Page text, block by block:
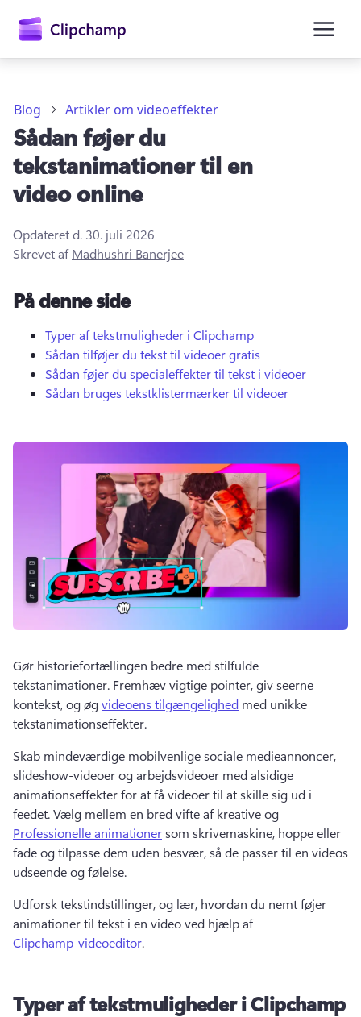
Log på
Blog Artikler om videoeffekter
Sådan føjer du
tekstanimationer til en
video online
Opdateret d. 30. juli 2026
Skrevet afMadhushri Banerjee
På denne side
Typer af tekstmuligheder i Clipchamp
Sådan tilføjer du tekst til videoer gratis
Sådan føjer du specialeffekter til tekst i videoer
Sådan bruges tekstklistermærker til videoer
Gør historiefortællingen bedre med stilfulde
tekstanimationer. Fremhæv vigtige pointer, giv seerne
kontekst, og øg videoens tilgængelighed med unikke
tekstanimationseffekter.
Skab mindeværdige mobilvenlige sociale medieannoncer,
slideshow-videoer og arbejdsvideoer med alsidige
animationseffekter for at få videoer til at skille sig ud i
feedet. Vælg mellem en bred vifte af kreative og
Professionelle animationer som skrivemaskine, hoppe eller
fade og tilpasse dem uden besvær, så de passer til en videos
udseende og følelse.
Udforsk tekstindstillinger, og lær, hvordan du nemt føjer
animationer til tekst i en video ved hjælp af
Clipchamp-videoeditor.
Typer af tekstmuligheder i Clipchamp